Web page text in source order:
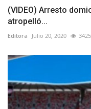
(VIDEO) Arresto
atropelló...
Editora Julio 20, 2020 3425